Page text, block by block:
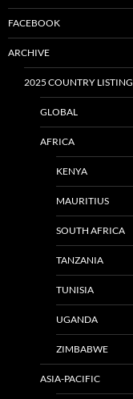
FACEBOOK
ARCHIVE
2025 COUNTRY LISTING
GLOBAL
AFRICA
KENYA
MAURITIUS
SOUTH AFRICA
TANZANIA
TUNISIA
UGANDA
ZIMBABWE
ASIA-PACIFIC